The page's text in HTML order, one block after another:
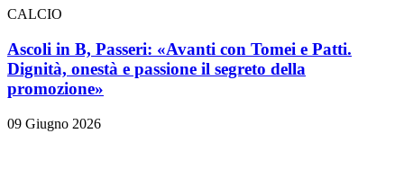
CALCIO
Ascoli in B, Passeri: «Avanti con Tomei e Patti.
Dignità, onestà e passione il segreto della
promozione»
09 Giugno 2026